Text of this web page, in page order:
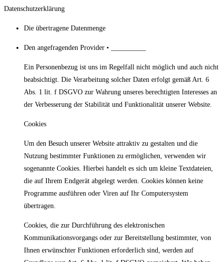
Datenschutzerklärung
Die übertragene Datenmenge
Den angefragenden Provider • __________
Ein Personenbezug ist uns im Regelfall nicht möglich und auch nicht
beabsichtigt. Die Verarbeitung solcher Daten erfolgt gemäß Art. 6
Abs. 1 lit. f DSGVO zur Wahrung unseres berechtigten Interesses an
der Verbesserung der Stabilität und Funktionalität unserer Website.
Cookies
Um den Besuch unserer Website attraktiv zu gestalten und die
Nutzung bestimmter Funktionen zu ermöglichen, verwenden wir
sogenannte Cookies. Hierbei handelt es sich um kleine Textdateien,
die auf Ihrem Endgerät abgelegt werden. Cookies können keine
Programme ausführen oder Viren auf Ihr Computersystem
übertragen.
Cookies, die zur Durchführung des elektronischen
Kommunikationsvorgangs oder zur Bereitstellung bestimmter, von
Ihnen erwünschter Funktionen erforderlich sind, werden auf